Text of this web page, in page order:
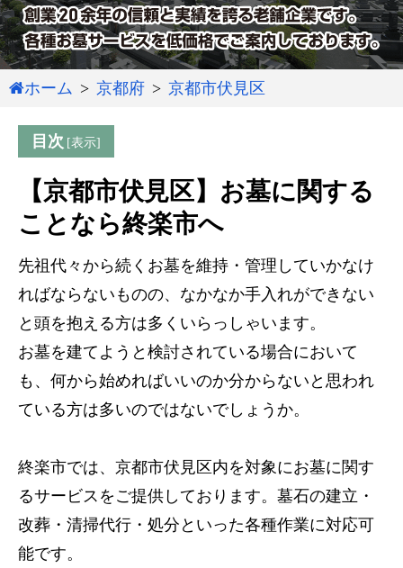
ホーム 京都府 京都市伏見区
目次
【京都市伏見区】お墓に関する
ことなら終楽市へ
先祖代々から続くお墓を維持・管理していかなけ
ればならないものの、なかなか手入れができない
と頭を抱える方は多くいらっしゃいます。
お墓を建てようと検討されている場合において
も、何から始めればいいのか分からないと思われ
ている方は多いのではないでしょうか。
終楽市では、京都市伏見区内を対象にお墓に関す
るサービスをご提供しております。墓石の建立・
改葬・清掃代行・処分といった各種作業に対応可
能です。